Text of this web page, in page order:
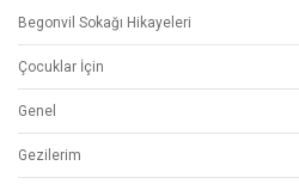
Begonvil Sokağı Hikayeleri
Çocuklar İçin
Genel
Gezilerim